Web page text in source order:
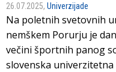
26.07.2025, Univerzijade
Na poletnih svetovnih
nemškem Porurju je
večini športnih panog
slovenska